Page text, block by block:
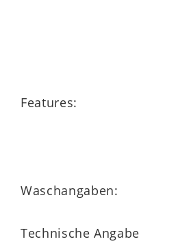
Features:
Waschangaben:
Technische Angabe